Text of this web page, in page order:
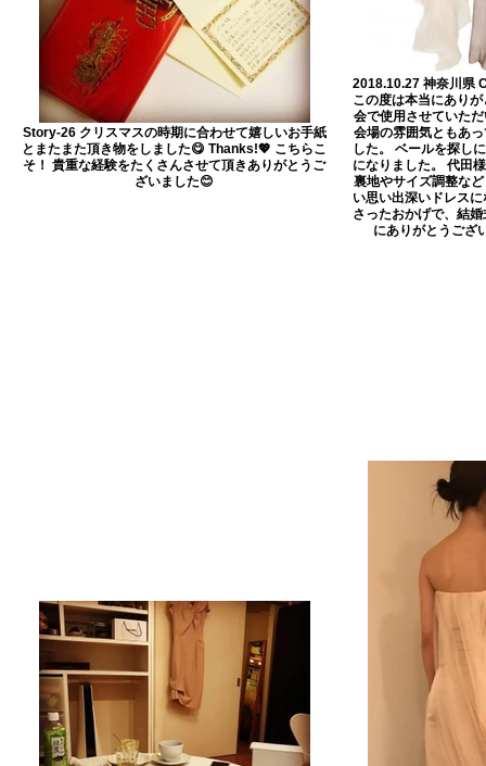
Story-26 クリスマスの時期に合わせて嬉しいお手紙
とまたまた頂き物をしました😋 Thanks!💖 こちらこ
そ！ 貴重な経験をたくさんさせて頂きありがとうご
ざいました😊
2018.10.27 神奈川県
この度は本当にあり
会で使用させていた
会場の雰囲気ともあ
した。 ベールを探し
になりました。 代田
裏地やサイズ調整な
い思い出深いドレス
さったおかげで、結
にありがとうござ